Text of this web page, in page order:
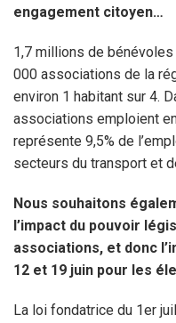
engagement citoyen…
1,7 millions de
000 associations de la
environ 1 habitant sur 4.
associations emploient
représente 9,5% de
secteurs du transport et
Nous souhaitons
l’impact du pouvoir
associations, et donc
12 et 19 juin pour les
La loi fondatrice du 1er